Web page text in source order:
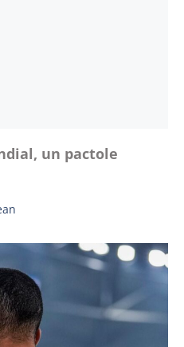
un pactole